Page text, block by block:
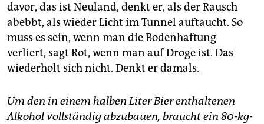
davor, das ist Neuland, denkt er, als der Rausch
abebbt, als wieder Licht im Tunnel auftaucht. So
muss es sein, wenn man die Bodenhaftung
verliert, sagt Rot, wenn man auf Droge ist. Das
wiederholt sich nicht. Denkt er damals.
Um den in einem halben Liter Bier enthaltenen
Alkohol vollständig abzubauen, braucht ein 80-kg-